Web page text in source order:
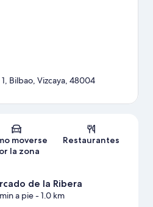
Mapa
Bilbao, Vizcaya, 48004
moverse
la zona
Restaurantes
de la Ribera
min a pie- 1.0 km